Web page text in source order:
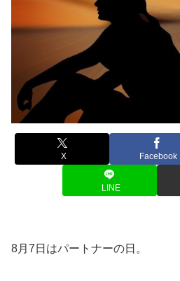
X Facebook
LINE
8月7日はパートナーの日。